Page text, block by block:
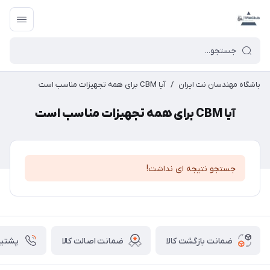
باشگاه مهندسان نت ایران / آیا CBM برای همه تجهیزات مناسب است
آیا CBM برای همه تجهیزات مناسب است
جستجو نتیجه ای نداشت!
ضمانت بازگشت کالا ضمانت اصالت کالا